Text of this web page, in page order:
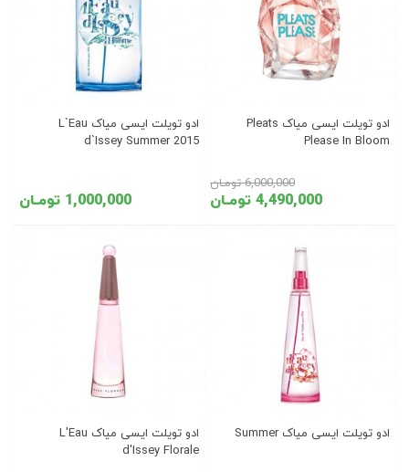
ادو تویلت ایسی میاک Pleats
Please In Bloom
4,490,000 تومـان
6,000,000 تومـان
ادو تویلت ایسی میاک L`Eau
d`Issey Summer 2015
1,000,000 تومـان
ادو تویلت ایسی میاک Summer
ادو تویلت ایسی میاک L'Eau
d'Issey Florale